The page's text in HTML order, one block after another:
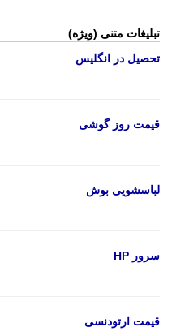
تبلیغات متنی (ویژه)
تحصیل در انگلیس
قیمت روز گوشی
لباسشویی بوش
سرور HP
قیمت ارتودنسی